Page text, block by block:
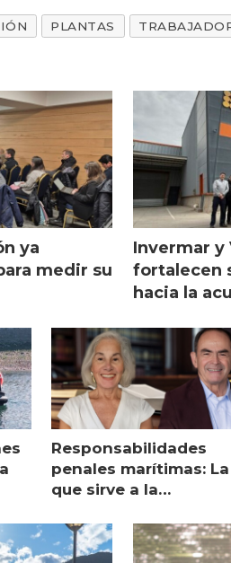
PLANTAS
ya
medir su
Invermar
fortalecen
hacia la
Responsabilidades
penales marítimas:
que sirve a la
visión